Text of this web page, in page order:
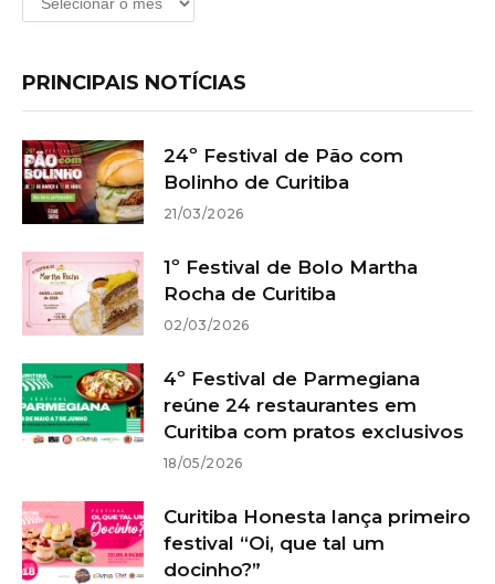
PRINCIPAIS NOTÍCIAS
24º Festival de Pão com
Bolinho de Curitiba
21/03/2026
1º Festival de Bolo Martha
Rocha de Curitiba
02/03/2026
4º Festival de Parmegiana
reúne 24 restaurantes em
Curitiba com pratos exclusivos
18/05/2026
Curitiba Honesta lança primeiro
festival “Oi, que tal um
docinho?”